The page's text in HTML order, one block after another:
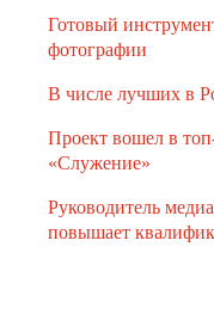
Готовый
фотографии
В числе лучших в
Проект вошел в
«Служение»
Руководитель
повышает